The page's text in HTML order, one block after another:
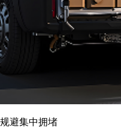
避集中拥堵